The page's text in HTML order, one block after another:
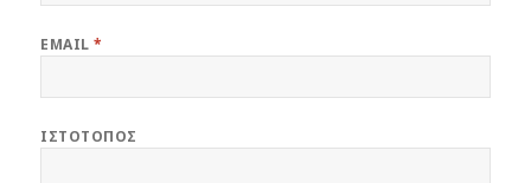
EMAIL*
ΙΣΤΌΤΟΠΟΣ